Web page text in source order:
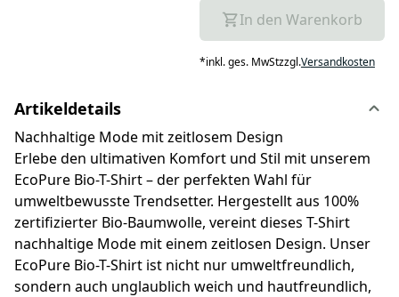
In den Warenkorb
*inkl. ges. MwStzzgl.Versandkosten
Artikeldetails
Nachhaltige Mode mit zeitlosem Design
Erlebe den ultimativen Komfort und Stil mit unserem
EcoPure Bio-T-Shirt – der perfekten Wahl für
umweltbewusste Trendsetter. Hergestellt aus 100%
zertifizierter Bio-Baumwolle, vereint dieses T-Shirt
nachhaltige Mode mit einem zeitlosen Design. Unser
EcoPure Bio-T-Shirt ist nicht nur umweltfreundlich,
sondern auch unglaublich weich und hautfreundlich,